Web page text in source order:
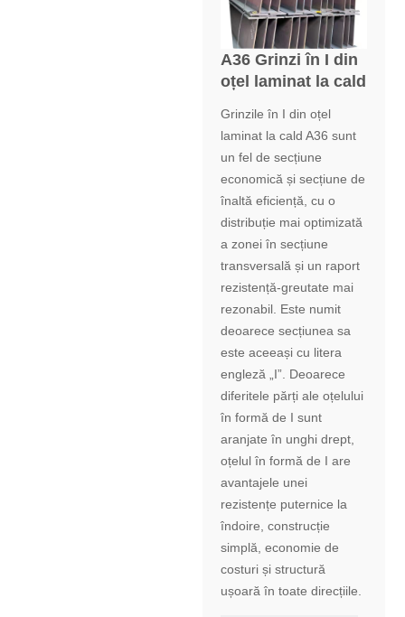
A36 Grinzi în I din
oțel laminat la cald
Grinzile în I din oțel
laminat la cald A36 sunt
un fel de secțiune
economică și secțiune de
înaltă eficiență, cu o
distribuție mai optimizată
a zonei în secțiune
transversală și un raport
rezistență-greutate mai
rezonabil. Este numit
deoarece secțiunea sa
este aceeași cu litera
engleză „I”. Deoarece
diferitele părți ale oțelului
în formă de I sunt
aranjate în unghi drept,
oțelul în formă de I are
avantajele unei
rezistențe puternice la
îndoire, construcție
simplă, economie de
costuri și structură
ușoară în toate direcțiile.